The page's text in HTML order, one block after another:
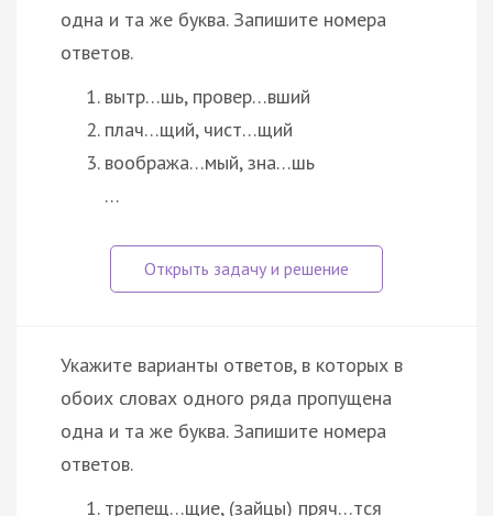
одна и та же буква. Запишите номера
ответов.
вытр…шь, провер…вший
плач…щий, чист…щий
вообража…мый, зна…шь
…
Укажите варианты ответов, в которых в
обоих словах одного ряда пропущена
одна и та же буква. Запишите номера
ответов.
трепещ…щие, (зайцы) пряч…тся